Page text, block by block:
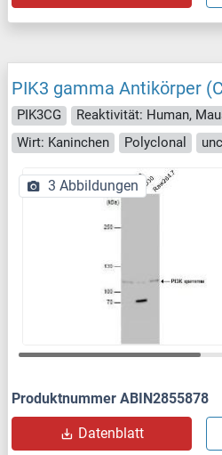
PIK3 gamma Antikörper
PIK3CG Reaktivität: Human,
Wirt: Kaninchen
Polyclonal
3 Abbildungen
Produktnummer ABIN2855878
Datenblatt